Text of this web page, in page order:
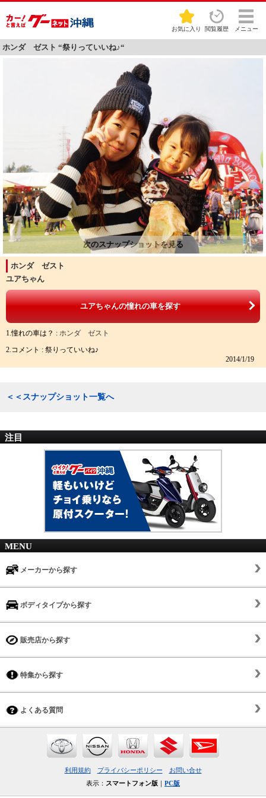
お気に入り 閲覧履歴 メニュー
ホンダ ゼスト “祭りっていいね♪“
ホンダ ゼスト
ユアちゃん
ユアちゃんの憧れの車を探す
1.憧れの車は？ : ホンダ ゼスト
2.コメント : 祭りっていいね♪
2014/1/19
＜＜スナップショット一覧へ
注目
MENU
メーカーから探す
ボディタイプから探す
販売店から探す
特集から探す
よくある質問
利用規約 プライバシーポリシー
お問い合せ
表示： スマートフォン版 ｜ PC版